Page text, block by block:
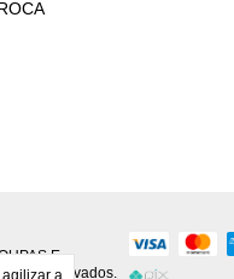
a
E
reservados.